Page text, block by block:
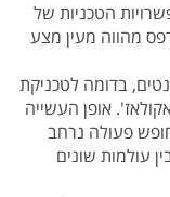
הטכניות של
מהווה מעין מצע
בדומה לטכניקת
אופן העשייה
פעולה נרחב
עולמות שונים